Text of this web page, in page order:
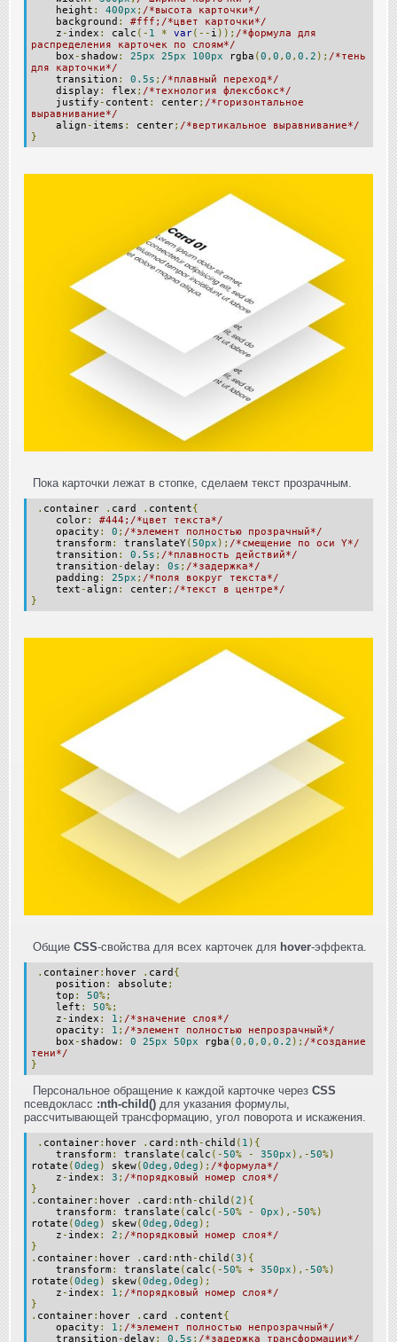
height : 400px ; /*высота карточки*/
background :
#fff;/*цвет карточки*/
z - index : calc (- 1 * var(-- i )); /*формула для
распределения карточек по слоям*/
box - shadow: 25px 25px 100px rgba ( 0 , 0 , 0 , 0.2 ); /*тень
для карточки*/
transition : 0.5s ; /*плавный переход*/
display : flex ; /*технология флексбокс*/
justify - content : center; /*горизонтальное
выравнивание*/
align - items : center; /*вертикальное выравнивание*/
}
Пока карточки лежат в стопке, сделаем текст прозрачным.
. container . card . content{
color:
#444;/*цвет текста*/
opacity : 0 ; /*элемент полностью прозрачный*/
transform : translateY( 50px ); /*смещение по оси Y*/
transition : 0.5s ; /*плавность действий*/
transition -delay : 0s ; /*задержка*/
padding : 25px ; /*поля вокруг текста*/
text -align : center; /*текст в центре*/
}
Общие CSS-свойства для всех карточек для hover-эффекта.
. container: hover . card {
position : absolute ;
top : 50%;
left : 50%;
z - index : 1 ; /*значение слоя*/
opacity : 1 ; /*элемент полностью непрозрачный*/
box - shadow: 0 25px 50px rgba ( 0 , 0 , 0 , 0.2 ); /*создание
тени*/
}
Персональное обращение к каждой карточке через CSS
псевдокласс :nth-child() для указания формулы,
рассчитывающей трансформацию, угол поворота и искажения.
. container: hover . card : nth - child ( 1 ){
transform : translate ( calc (-50% - 350px ),-50%)
rotate ( 0deg ) skew( 0deg , 0deg ); /*формула*/
z - index : 3 ; /*порядковый номер слоя*/
}
. container: hover . card : nth - child ( 2 ){
transform : translate ( calc (-50% - 0px ),-50%)
rotate ( 0deg ) skew( 0deg , 0deg );
z - index : 2 ; /*порядковый номер слоя*/
}
. container: hover . card : nth - child ( 3 ){
transform : translate ( calc (-50% + 350px ),-50%)
rotate ( 0deg ) skew( 0deg , 0deg );
z - index : 1 ; /*порядковый номер слоя*/
}
. container: hover . card . content{
opacity : 1 ; /*элемент полностью непрозрачный*/
transition -delay : 0.5s ; /*задержка трансформации*/